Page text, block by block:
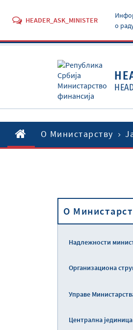
HEADER_ASK_MINISTER
о
O Министарству
O
Надлежности
Организациона
Управе
Централна